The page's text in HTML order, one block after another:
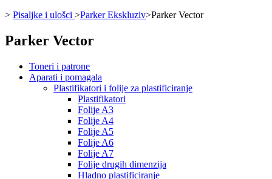
> Pisaljke i ulošci >Parker Ekskluziv>Parker Vector
Parker Vector
Toneri i patrone
Aparati i pomagala
Plastifikatori i folije za plastificiranje
Plastifikatori
Folije A3
Folije A4
Folije A5
Folije A6
Folije A7
Folije drugih dimenzija
Hladno plastificiranje